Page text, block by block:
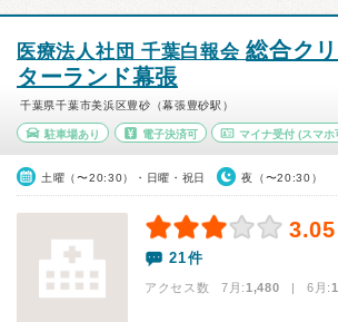
医療法人社団 千葉白報会総合ク
ターランド幕張
千葉県千葉市美浜区豊砂（幕張豊砂駅）
駐車場あり 電子決済可 マイナ受付 (スマホ
土曜（〜20:30）・日曜・祝日 夜（〜20:30）
3.05
21件
アクセス数 7月:1,480 | 6月: